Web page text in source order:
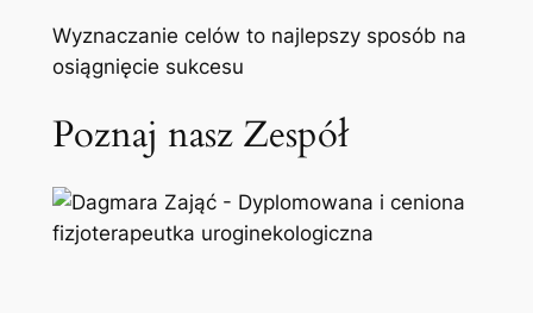
Wyznaczanie celów to najlepszy sposób na
osiągnięcie sukcesu
Poznaj nasz Zespół